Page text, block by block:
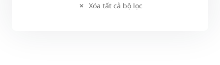
Xóa tất cả bộ lọc